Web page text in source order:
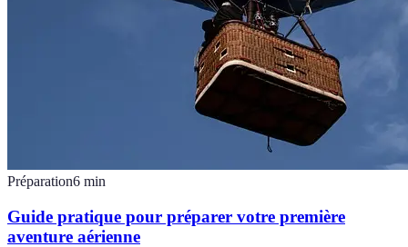
Préparation6 min
Guide pratique pour préparer votre première
aventure aérienne